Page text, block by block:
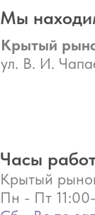
Крытый
ул. В. И.
Мы
Крытый
Пн - Пт
Часы